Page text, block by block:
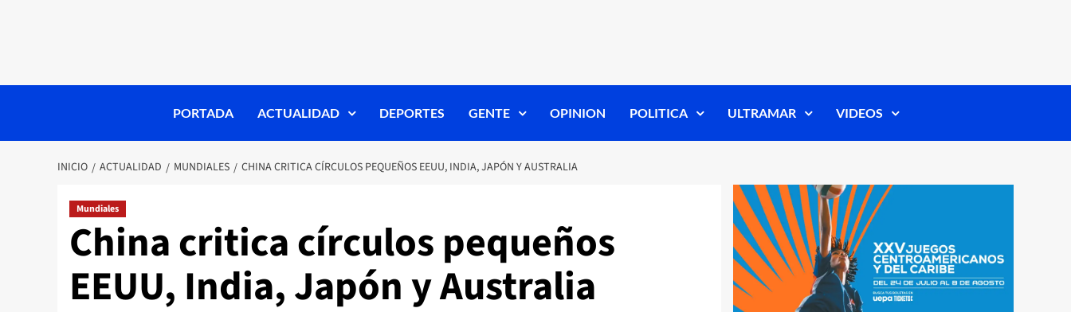
PORTADA ACTUALIDAD DEPORTES GENTE OPINION POLITICA ULTRAMAR VIDEOS
INICIO ACTUALIDAD MUNDIALES CHINA CRITICA CÍRCULOS PEQUEÑOS EEUU, INDIA, JAPÓN Y AUSTRALIA
Mundiales
China critica círculos pequeños
EEUU, India, Japón y Australia